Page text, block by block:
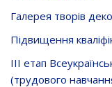
Галерея творів
Підвищення
ІІІ етап
(трудового